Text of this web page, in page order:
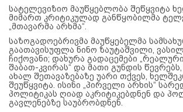
სატელევიზიო მაუწყებლობა შეწყვიტა
მიმართ კრიტიკულად განწყობილმა
„მთავარმა არხმა“.
საზოგადოებრივმა მაუწყებელმა
გაათავისუფლა ნინო ზაუტაშვილი,
ჩიქოვანი; დახურა გადაცემები „რეალური
შაბათ-კვირას“ და მათი გუნდის
ახალ შეთავაზებაზე უარი თქვეს,
შეუწყვიტა. ისინი „პირველი არხის“
პოლიტიკას ღიად აკრიტიკებდნენ და
გავლენებზე საუბრობდნენ.